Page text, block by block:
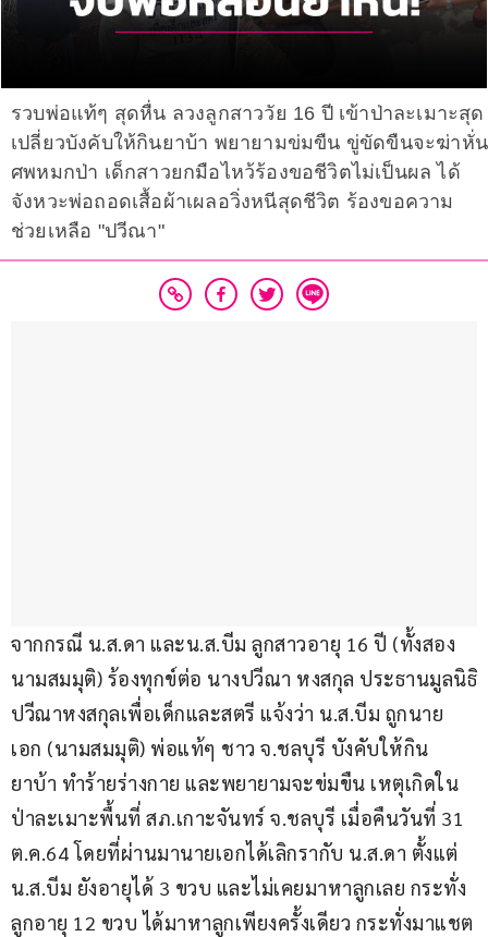
รวบพ่อแท้ๆ สุดหื่น ลวงลูกสาววัย 16 ปี เข้าป่าละเมาะสุด
เปลี่ยวบังคับให้กินยาบ้า พยายามข่มขืน ขู่ขัดขืนจะฆ่าหั่น
ศพหมกป่า เด็กสาวยกมือไหว้ร้องขอชีวิตไม่เป็นผล ได้
จังหวะพ่อถอดเสื้อผ้าเผลอวิ่งหนีสุดชีวิต ร้องขอความ
ช่วยเหลือ "ปวีณา"
จากกรณี น.ส.ดา และน.ส.บีม ลูกสาวอายุ 16 ปี (ทั้งสอง
นามสมมุติ) ร้องทุกข์ต่อ นางปวีณา หงสกุล ประธานมูลนิธิ
ปวีณาหงสกุลเพื่อเด็กและสตรี แจ้งว่า น.ส.บีม ถูกนาย
เอก (นามสมมุติ) พ่อแท้ๆ ชาว จ.ชลบุรี บังคับให้กิน
ยาบ้า ทำร้ายร่างกาย และพยายามจะข่มขืน เหตุเกิดใน
ป่าละเมาะพื้นที่ สภ.เกาะจันทร์ จ.ชลบุรี เมื่อคืนวันที่ 31
ต.ค.64 โดยที่ผ่านมานายเอกได้เลิกรากับ น.ส.ดา ตั้งแต่
น.ส.บีม ยังอายุได้ 3 ขวบ และไม่เคยมาหาลูกเลย กระทั่ง
ลูกอายุ 12 ขวบ ได้มาหาลูกเพียงครั้งเดียว กระทั่งมาแชต